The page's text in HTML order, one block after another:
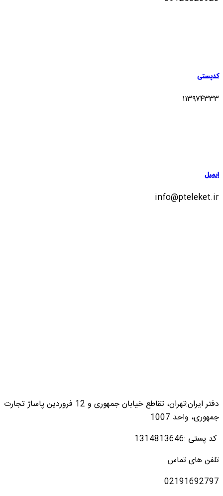
کدپستی
۱۱۳۹۷۴۳۳۳
ایمیل
info@pteleket.ir
دفتر ایران:تهران، تقاطع خیابان جمهوری و 12 فروردین پاساژ تجارت
جمهوری، واحد 1007
کد پستی :1314813646
تلفن های تماس
02191692797